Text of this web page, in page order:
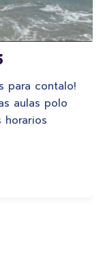
para contalo!
aulas polo
horarios